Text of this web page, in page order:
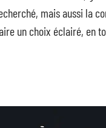
mais aussi la
un choix éclairé, en